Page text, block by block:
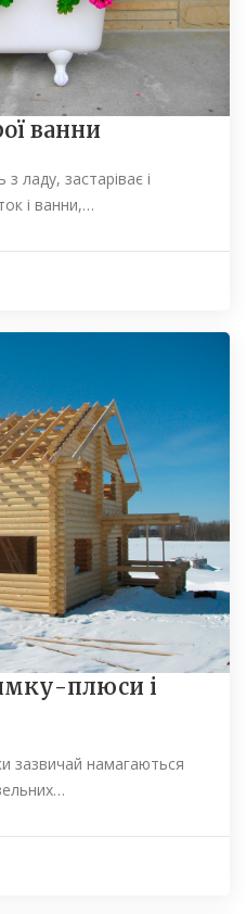
ванни
ладу, застаріває і
і ванни,…
плюси і
зазвичай намагаються